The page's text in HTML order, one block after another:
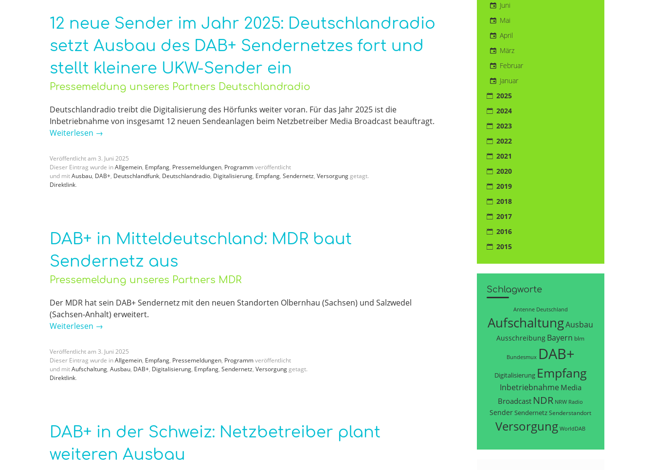
12 neue Sender im Jahr 2025: Deutschlandradio
setzt Ausbau des DAB+ Sendernetzes fort und
stellt kleinere UKW-Sender ein
Pressemeldung unseres Partners Deutschlandradio
Deutschlandradio treibt die Digitalisierung des Hörfunks weiter voran. Für das Jahr 2025 ist die
Inbetriebnahme von insgesamt 12 neuen Sendeanlagen beim Netzbetreiber Media Broadcast beauftragt.
Weiterlesen →
Veröffentlicht am 3. Juni 2025
Dieser Eintrag wurde inAllgemein, Empfang, Pressemeldungen, Programmveröffentlicht
und mitAusbau, DAB+, Deutschlandfunk, Deutschlandradio, Digitalisierung, Empfang, Sendernetz, Versorgung getagt.
Direktlink.
DAB+ in Mitteldeutschland: MDR baut
Sendernetz aus
Pressemeldung unseres Partners MDR
Der MDR hat sein DAB+ Sendernetz mit den neuen Standorten Olbernhau (Sachsen) und Salzwedel
(Sachsen-Anhalt) erweitert.
Weiterlesen →
Veröffentlicht am 3. Juni 2025
Dieser Eintrag wurde inAllgemein, Empfang, Pressemeldungen, Programmveröffentlicht
und mitAufschaltung, Ausbau, DAB+, Digitalisierung, Empfang, Sendernetz, Versorgung getagt.
Direktlink.
DAB+ in der Schweiz: Netzbetreiber plant
weiteren Ausbau
Juni
Mai
April
März
Februar
Januar
2025
2024
2023
2022
2021
2020
2019
2018
2017
2016
2015
Schlagworte
Antenne Deutschland
AufschaltungAusbau
Ausschreibung Bayern blm
Bundesmux DAB+
Digitalisierung Empfang
Inbetriebnahme Media
Broadcast NDR NRW Radio
SenderSendernetzSenderstandort
Versorgung WorldDAB